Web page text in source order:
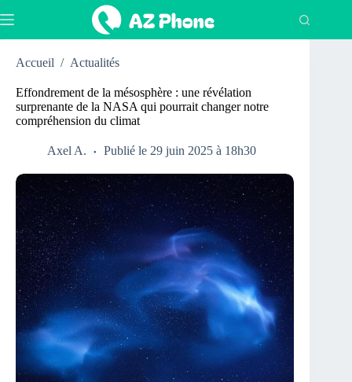
au
Accueil / Actualités
Effondrement de la mésosphère : une révélation
surprenante de la NASA qui pourrait changer notre
compréhension du climat
Axel A. Publié le 29 juin 2025 à 18h30